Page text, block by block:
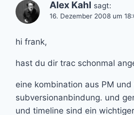
Alex Kahl sagt:
16. Dezember 2008 um
hi frank,
hast du dir trac schonmal
eine kombination aus PM
subversionanbindung. und
und timeline sind ein